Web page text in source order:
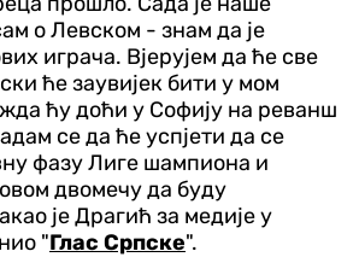
о Левском - знам да је
играча. Вјерујем да ће све
ће заувијек бити у мом
ћу доћи у Софију на реванш
се да ће успјети да се
фазу Лиге шампиона и
двомечу да буду
је Драгић за медије у
"Глас Српске".